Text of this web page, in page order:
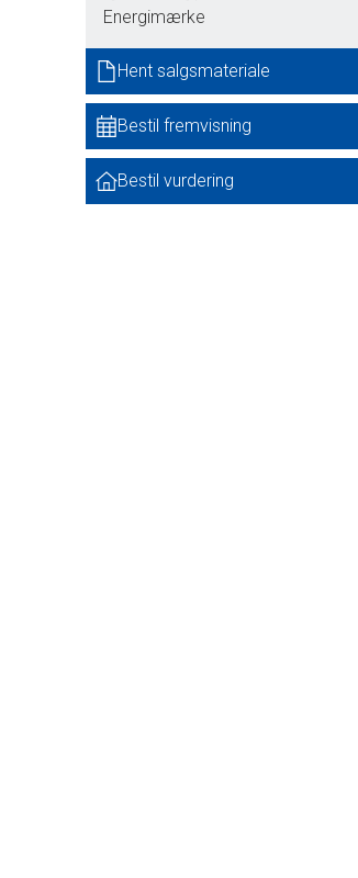
Energimærke
Hent salgsmateriale
Bestil fremvisning
Bestil vurdering